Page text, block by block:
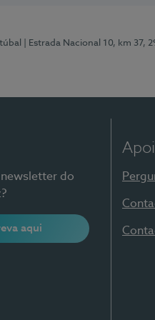
| Estrada Nacional 10, km 37,
do
aqui